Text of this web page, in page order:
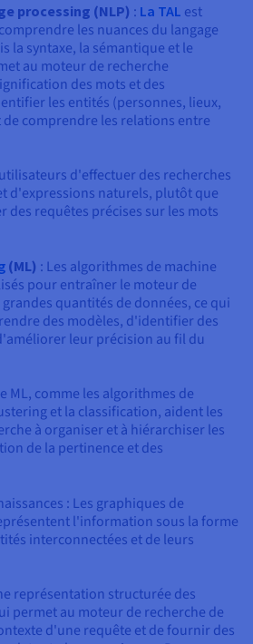
processing (NLP) : La TAL est
les nuances du langage
la syntaxe, la sémantique et le
au moteur de recherche
des mots et des
les entités (personnes, lieux,
comprendre les relations entre
d'effectuer des recherches
d'expressions naturels, plutôt que
des requêtes précises sur les mots
(ML) : Les algorithmes de machine
pour entraîner le moteur de
quantités de données, ce qui
des modèles, d'identifier des
leur précision au fil du
ML, comme les algorithmes de
et la classification, aident les
à organiser et à hiérarchiser les
de la pertinence et des
: Les graphiques de
l'information sous la forme
interconnectées et de leurs
représentation structurée des
permet au moteur de recherche de
d'une requête et de fournir des